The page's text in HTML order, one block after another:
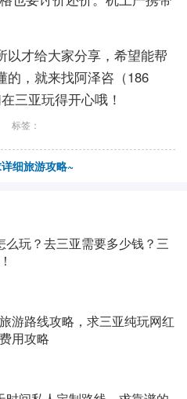
以才给大家分享，希望能帮
的，就来找阿泽咨（186
三亚玩得开心哦！
标签：
细旅游攻略~
么玩？去三亚需要多少钱？三
游路线攻略，求三亚纯玩网红
用攻略